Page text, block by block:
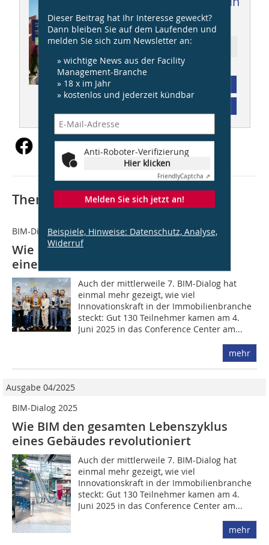
FM 05/2025
Ressort: Digitalisierung
Dieser Beitrag hat Ihr Interesse geweckt?
Dann bleiben Sie auf dem Laufenden und
melden Sie sich zum Newsletter an:
» wichtige News aus der Facility
Management-Branche
» 18 x im Jahr
» kostenlos und jederzeit kündbar
Anti-Roboter-Verifizierung
Hier klicken
FriendlyCaptcha ⇗
Melden Sie sich jetzt an!
Beispiele, Hinweise: Datenschutz, Analyse,
Widerruf
Thematisch passende Artikel:
BIM-Dialog 2025
Wie BIM den gesamten Lebenszyklus
eines Gebäudes revolutioniert
Auch der mittlerweile 7. BIM-Dialog hat
einmal mehr gezeigt, wie viel
Innovationskraft in der Immobilienbranche
steckt: Gut 130 Teilnehmer kamen am 4.
Juni 2025 in das Conference Center am...
mehr
Ausgabe 04/2025
BIM-Dialog 2025
Wie BIM den gesamten Lebenszyklus
eines Gebäudes revolutioniert
Auch der mittlerweile 7. BIM-Dialog hat
einmal mehr gezeigt, wie viel
Innovationskraft in der Immobilienbranche
steckt: Gut 130 Teilnehmer kamen am 4.
Juni 2025 in das Conference Center am...
mehr